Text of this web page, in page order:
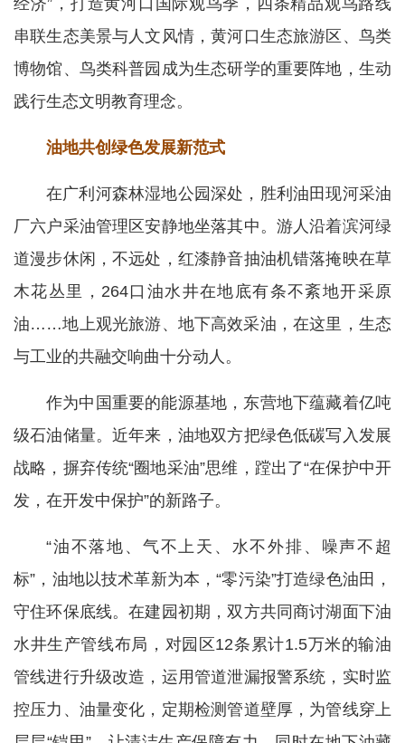
串联生态美景与人文风情，黄河口生态旅游区、鸟类
博物馆、鸟类科普园成为生态研学的重要阵地，生动
践行生态文明教育理念。
油地共创绿色发展新范式
在广利河森林湿地公园深处，胜利油田现河采油
厂六户采油管理区安静地坐落其中。游人沿着滨河绿
道漫步休闲，不远处，红漆静音抽油机错落掩映在草
木花丛里，264口油水井在地底有条不紊地开采原
油……地上观光旅游、地下高效采油，在这里，生态
与工业的共融交响曲十分动人。
作为中国重要的能源基地，东营地下蕴藏着亿吨
级石油储量。近年来，油地双方把绿色低碳写入发展
战略，摒弃传统“圈地采油”思维，蹚出了“在保护中开
发，在开发中保护”的新路子。
“油不落地、气不上天、水不外排、噪声不超
标”，油地以技术革新为本，“零污染”打造绿色油田，
守住环保底线。在建园初期，双方共同商讨湖面下油
水井生产管线布局，对园区12条累计1.5万米的输油
管线进行升级改造，运用管道泄漏报警系统，实时监
控压力、油量变化，定期检测管道壁厚，为管线穿上